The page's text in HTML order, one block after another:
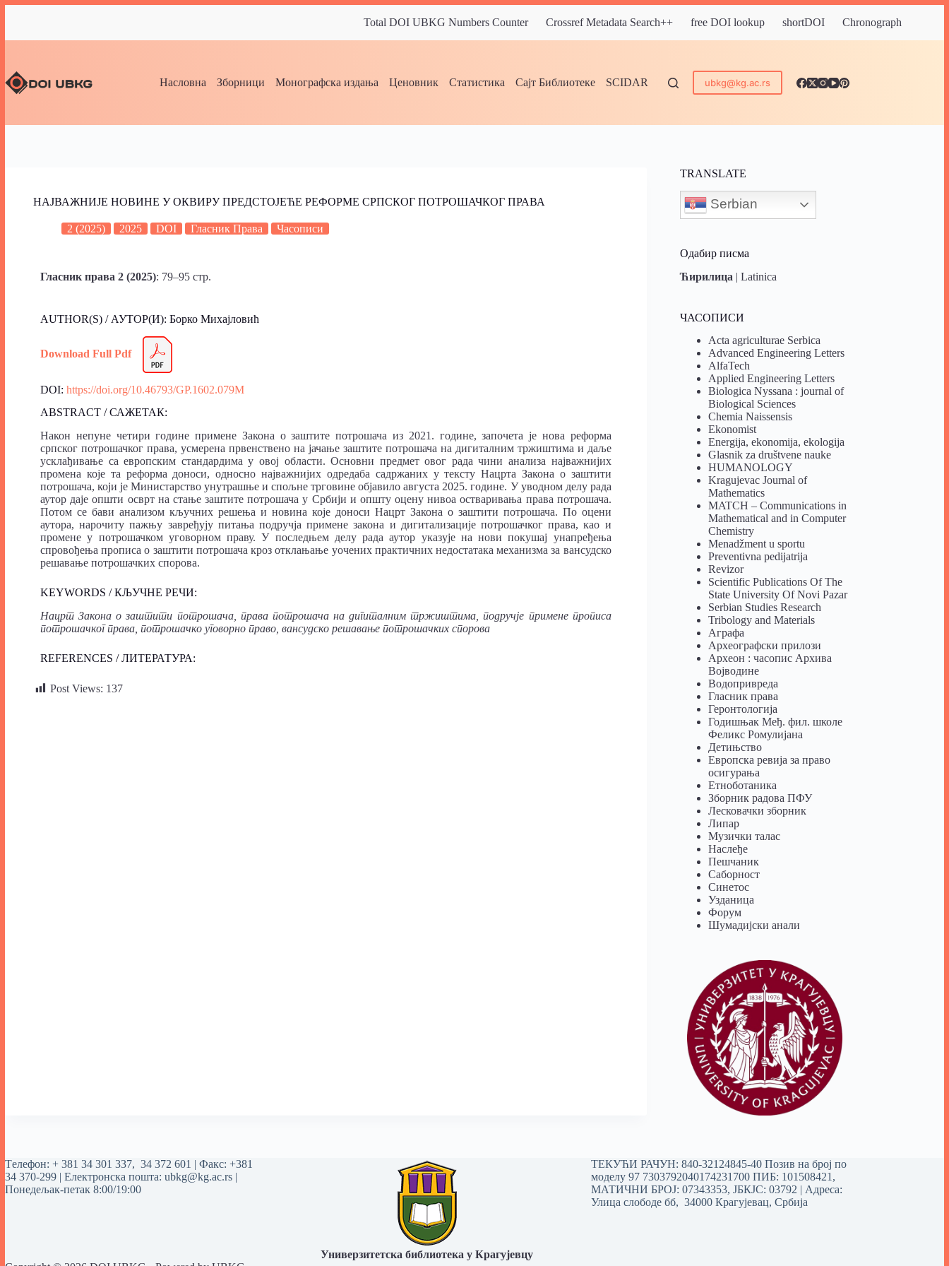
Total DOI UBKG Numbers Counter Crossref Metadata Search++ free DOI lookup shortDOI Chronograph
Насловна Зборници Монографска издања Ценовник Статистика Сајт Библиотеке SCIDAR ubkg@kg.ac.rs
НАЈВАЖНИЈЕ НОВИНЕ У ОКВИРУ ПРЕДСТОЈЕЋЕ РЕФОРМЕ СРПСКОГ ПОТРОШАЧКОГ ПРАВА
2 (2025) 2025 DOI Гласник Права Часописи
Гласник права 2 (2025): 79–95 стр.
AUTHOR(S) / АУТОР(И): Борко Михајловић
Download Full Pdf
DOI: https://doi.org/10.46793/GP.1602.079M
ABSTRACT / САЖЕТАК:
Након непуне четири године примене Закона о заштите потрошача из 2021. године, започета је нова реформа
српског потрошачког права, усмерена првенствено на јачање заштите потрошача на дигиталним тржиштима и даље
усклађивање са европским стандардима у овој области. Основни предмет овог рада чини анализа најважнијих
промена које та реформа доноси, односно најважнијих одредаба садржаних у тексту Нацрта Закона о заштити
потрошача, који је Министарство унутрашње и спољне трговине објавило августа 2025. године. У уводном делу рада
аутор даје општи осврт на стање заштите потрошача у Србији и општу оцену нивоа остваривања права потрошача.
Потом се бави анализом кључних решења и новина које доноси Нацрт Закона о заштити потрошача. По оцени
аутора, нарочиту пажњу завређују питања подручја примене закона и дигитализације потрошачког права, као и
промене у потрошачком уговорном праву. У последњем делу рада аутор указује на нови покушај унапређења
спровођења прописа о заштити потрошача кроз отклањање уочених практичних недостатака механизма за вансудско
решавање потрошачких спорова.
KEYWORDS / КЉУЧНЕ РЕЧИ:
Нацрт Закона о заштити потрошача, права потрошача на дигиталним тржиштима, подручје примене прописа
потрошачког права, потрошачко уговорно право, вансудско решавање потрошачких спорова
REFERENCES / ЛИТЕРАТУРА:
Post Views: 137
TRANSLATE
Serbian
Одабир писма
Ћирилица |Latinica
ЧАСОПИСИ
Acta agriculturae Serbica
Advanced Engineering Letters
AlfaTech
Applied Engineering Letters
Biologica Nyssana : journal of
Biological Sciences
Chemia Naissensis
Ekonomist
Energija, ekonomija, ekologija
Glasnik za društvene nauke
HUMANOLOGY
Kragujevac Journal of
Mathematics
MATCH – Communications in
Mathematical and in Computer
Chemistry
Menadžment u sportu
Preventivna pedijatrija
Revizor
Scientific Publications Of The
State University Of Novi Pazar
Serbian Studies Research
Tribology and Materials
Аграфа
Археографски прилози
Археон : часопис Архива
Војводине
Водопривреда
Гласник права
Геронтологија
Годишњак Међ. фил. школе
Феликс Ромулијана
Детињство
Европска ревија за право
осигурања
Eтноботаника
Зборник радова ПФУ
Лесковачки зборник
Липар
Музички талас
Наслеђе
Пешчаник
Саборност
Синетос
Узданица
Форум
Шумадијски анали
Tелефон: + 381 34 301 337, 34 372 601 | Факс: +381
34 370-299 | Електронска пошта: ubkg@kg.ac.rs |
Понедељак-петак 8:00/19:00
Универзитетска библиотека у Крагујевцу
ТЕКУЋИ РАЧУН: 840-32124845-40 Позив на број по
моделу 97 7303792040174231700ПИБ: 101508421,
МАТИЧНИ БРОЈ: 07343353, ЈБКЈС: 03792 | Aдреса:
Улица слободе бб, 34000 Крагујевац, Србија